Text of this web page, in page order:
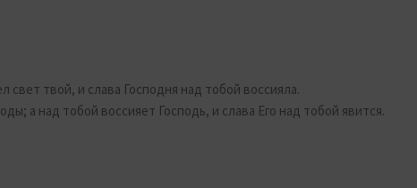
твой, и слава Господня над тобой воссияла.
а над тобой воссияет Господь, и слава Его над тобой явится.